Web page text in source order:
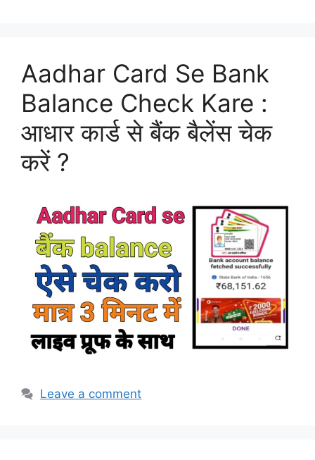
Aadhar Card Se Bank
Balance Check Kare :
आधार कार्ड से बैंक बैलेंस चेक
करें ?
Leave a comment